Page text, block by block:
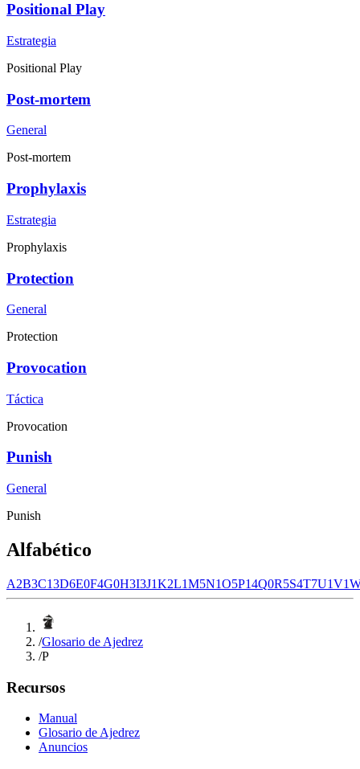
Positional Play
Estrategia
Positional Play
Post-mortem
General
Post-mortem
Prophylaxis
Estrategia
Prophylaxis
Protection
General
Protection
Provocation
Táctica
Provocation
Punish
General
Punish
Alfabético
A2B3C13D6E0F4G0H3I3J1K2L1M5N1O5P14Q0R5S4T7U1V1
/Glosario de Ajedrez
/P
Recursos
Manual
Glosario de Ajedrez
Anuncios